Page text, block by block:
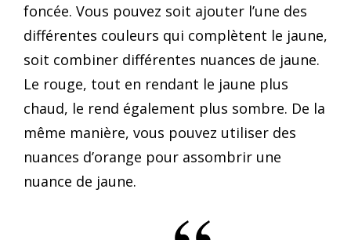
foncée. Vous pouvez soit ajouter l’une des
différentes couleurs qui complètent le jaune,
soit combiner différentes nuances de jaune.
Le rouge, tout en rendant le jaune plus
chaud, le rend également plus sombre. De la
même manière, vous pouvez utiliser des
nuances d’orange pour assombrir une
nuance de jaune.